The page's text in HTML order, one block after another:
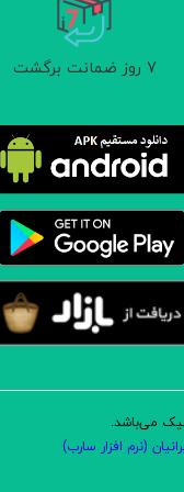
کند و نسبت به7 روز ضمانت برگشت
می‌باشد.
(نرم افزار سارب)